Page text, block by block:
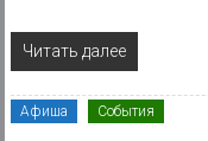
Читать далее
Афиша События